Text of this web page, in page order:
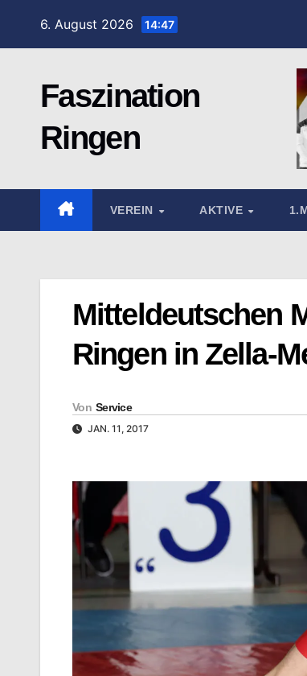
6. August 2026 14:47
Faszination
Ringen
VEREIN AKTIVE
Mitteldeutschen
Ringen in Zella-
Von Service
JAN. 11, 2017